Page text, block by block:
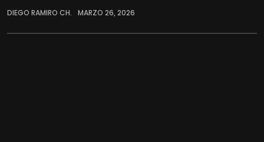
DIEGO RAMIRO CH. MARZO 26, 2026